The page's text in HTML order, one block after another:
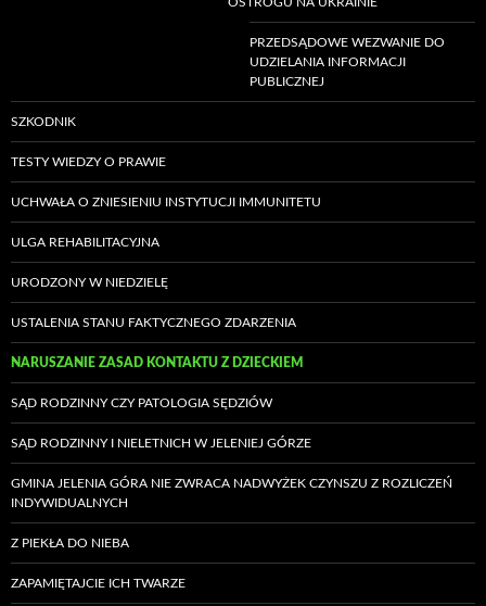
OSTROGU NA UKRAINIE
PRZEDSĄDOWE WEZWANIE DO
UDZIELANIA INFORMACJI
PUBLICZNEJ
SZKODNIK
TESTY WIEDZY O PRAWIE
UCHWAŁA O ZNIESIENIU INSTYTUCJI IMMUNITETU
ULGA REHABILITACYJNA
URODZONY W NIEDZIELĘ
USTALENIA STANU FAKTYCZNEGO ZDARZENIA
NARUSZANIE ZASAD KONTAKTU Z DZIECKIEM
SĄD RODZINNY CZY PATOLOGIA SĘDZIÓW
SĄD RODZINNY I NIELETNICH W JELENIEJ GÓRZE
GMINA JELENIA GÓRA NIE ZWRACA NADWYŻEK CZYNSZU Z ROZLICZEŃ
INDYWIDUALNYCH
Z PIEKŁA DO NIEBA
ZAPAMIĘTAJCIE ICH TWARZE